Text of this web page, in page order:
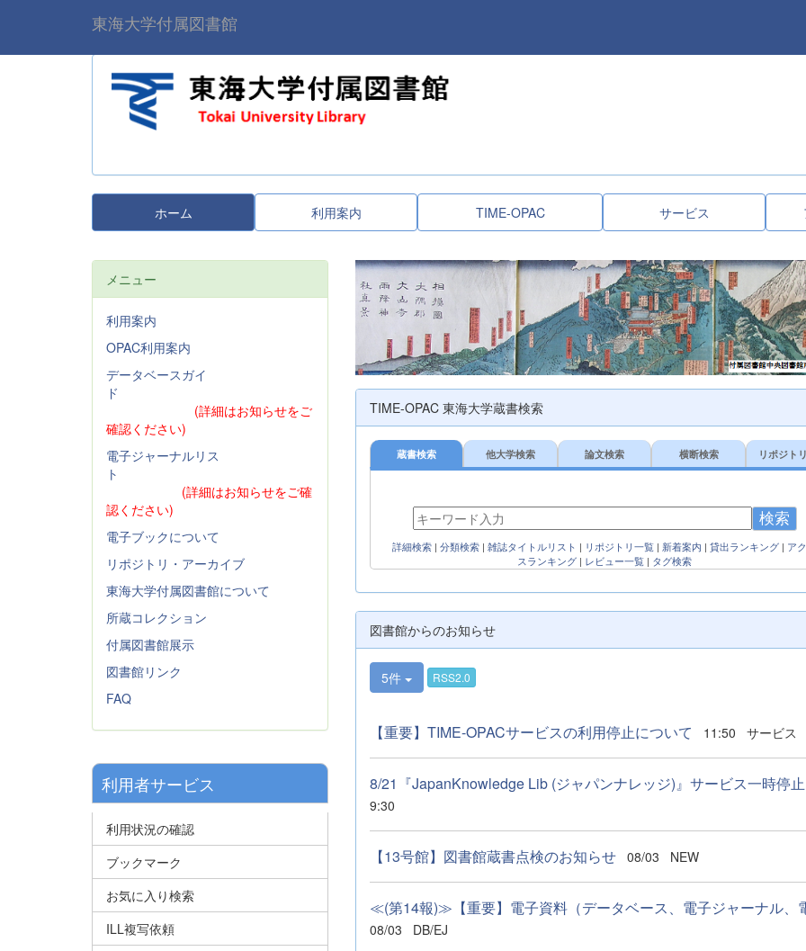
東海大学付属図書館
ホーム 利用案内 TIME-OPAC サービス
TIME-OPAC 東海大学蔵書検索
蔵書検索 他大学検索 論文検索 横断検索 リポジト
検索
詳細検索 分類検索 雑誌タイトルリスト リポジトリ一覧 新着案内 貸出ランキング
ア
スランキング
レビュー一覧 タグ検索
図書館からのお知らせ
5件 RSS2.0
【重要】TIME-OPACサービスの利用停止について 11:50 サービス
8/21『JapanKnowledge Lib (ジャパンナレッジ)』サービス一時停
9:30
【13号館】図書館蔵書点検のお知らせ 08/03 NEW
≪(第14報)≫【重要】電子資料（データベース、電子ジャーナル、
08/03 DB/EJ
メニュー
利用案内
OPAC利用案内
データベースガイ
ド
(詳細はお知らせをご
確認ください)
電子ジャーナルリス
ト
(詳細はお知らせをご確
認ください)
電子ブックについて
リポジトリ・アーカイブ
東海大学付属図書館について
所蔵コレクション
付属図書館展示
図書館リンク
FAQ
利用者サービス
利用状況の確認
ブックマーク
お気に入り検索
ILL複写依頼